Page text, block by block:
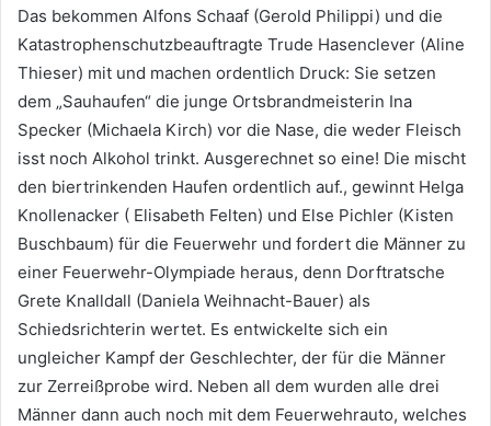
Das bekommen Alfons Schaaf (Gerold Philippi) und die
Katastrophenschutzbeauftragte Trude Hasenclever (Aline
Thieser) mit und machen ordentlich Druck: Sie setzen
dem „Sauhaufen“ die junge Ortsbrandmeisterin Ina
Specker (Michaela Kirch) vor die Nase, die weder Fleisch
isst noch Alkohol trinkt. Ausgerechnet so eine! Die mischt
den biertrinkenden Haufen ordentlich auf., gewinnt Helga
Knollenacker ( Elisabeth Felten) und Else Pichler (Kisten
Buschbaum) für die Feuerwehr und fordert die Männer zu
einer Feuerwehr-Olympiade heraus, denn Dorftratsche
Grete Knalldall (Daniela Weihnacht-Bauer) als
Schiedsrichterin wertet. Es entwickelte sich ein
ungleicher Kampf der Geschlechter, der für die Männer
zur Zerreißprobe wird. Neben all dem wurden alle drei
Männer dann auch noch mit dem Feuerwehrauto, welches